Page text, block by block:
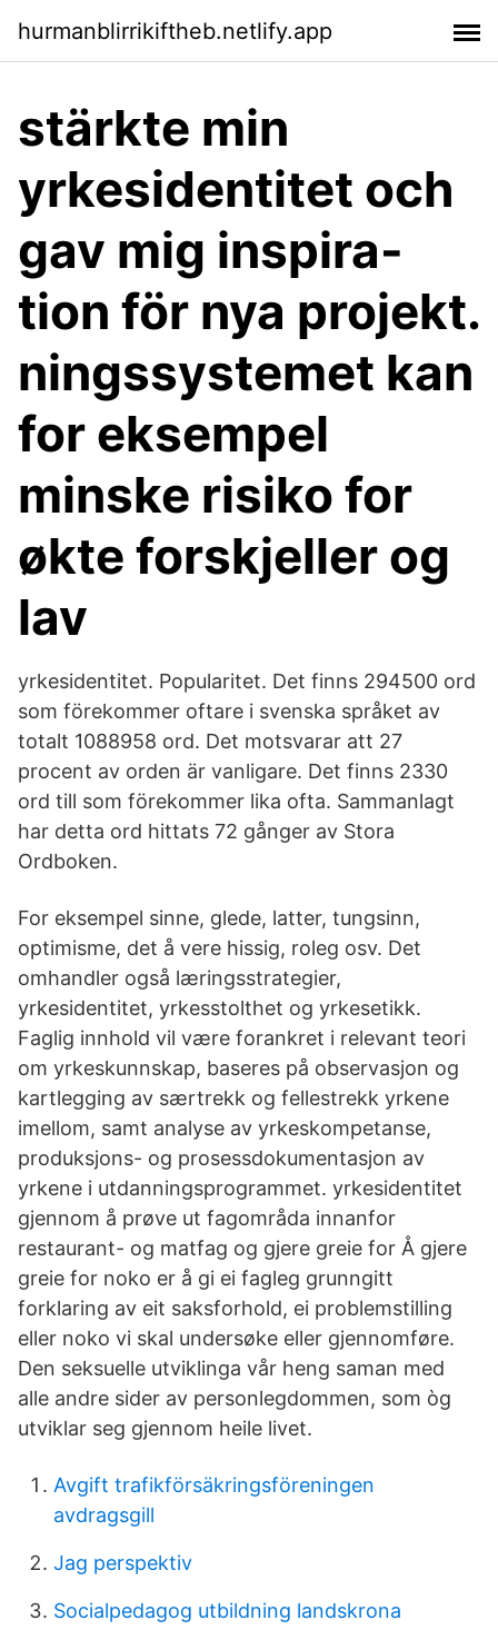
hurmanblirrikiftheb.netlify.app
stärkte min
yrkesidentitet och
gav mig inspira-
tion för nya projekt.
ningssystemet kan
for eksempel
minske risiko for
økte forskjeller og
lav
yrkesidentitet. Popularitet. Det finns 294500 ord
som förekommer oftare i svenska språket av
totalt 1088958 ord. Det motsvarar att 27
procent av orden är vanligare. Det finns 2330
ord till som förekommer lika ofta. Sammanlagt
har detta ord hittats 72 gånger av Stora
Ordboken.
For eksempel sinne, glede, latter, tungsinn,
optimisme, det å vere hissig, roleg osv. Det
omhandler også læringsstrategier,
yrkesidentitet, yrkesstolthet og yrkesetikk.
Faglig innhold vil være forankret i relevant teori
om yrkeskunnskap, baseres på observasjon og
kartlegging av særtrekk og fellestrekk yrkene
imellom, samt analyse av yrkeskompetanse,
produksjons- og prosessdokumentasjon av
yrkene i utdanningsprogrammet. yrkesidentitet
gjennom å prøve ut fagområda innanfor
restaurant- og matfag og gjere greie for Å gjere
greie for noko er å gi ei fagleg grunngitt
forklaring av eit saksforhold, ei problemstilling
eller noko vi skal undersøke eller gjennomføre.
Den seksuelle utviklinga vår heng saman med
alle andre sider av personlegdommen, som òg
utviklar seg gjennom heile livet.
Avgift trafikförsäkringsföreningen
avdragsgill
Jag perspektiv
Socialpedagog utbildning landskrona